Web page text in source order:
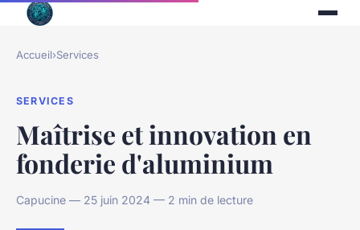
Accueil›Services
SERVICES
Maîtrise et innovation en
fonderie d'aluminium
Capucine — 25 juin 2024 — 2 min de lecture